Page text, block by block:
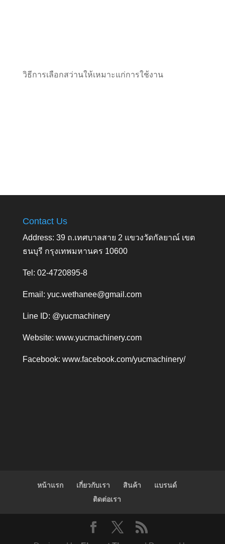
วิธีการเลือกสว่านให้เหมาะแก่การใช้งาน
Contact Us
Address: 39 ถ.เทศบาลสาย 2 แขวงวัดกัลยาณ์ เขต
ธนบุรี กรุงเทพมหานคร 10600
Tel: 02-4720895-8
Email: yuc.wethanee@gmail.com
Line ID: @yucmachinery
Website: www.yucmachinery.com
Facebook: www.facebook.com/yucmachinery/
หน้าแรก เกี่ยวกับเรา สินค้า
แบรนด์
ติดต่อเรา